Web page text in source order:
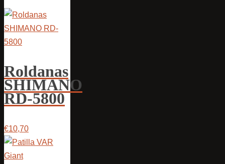
Roldanas
SHIMANO
RD-5800
€10,70